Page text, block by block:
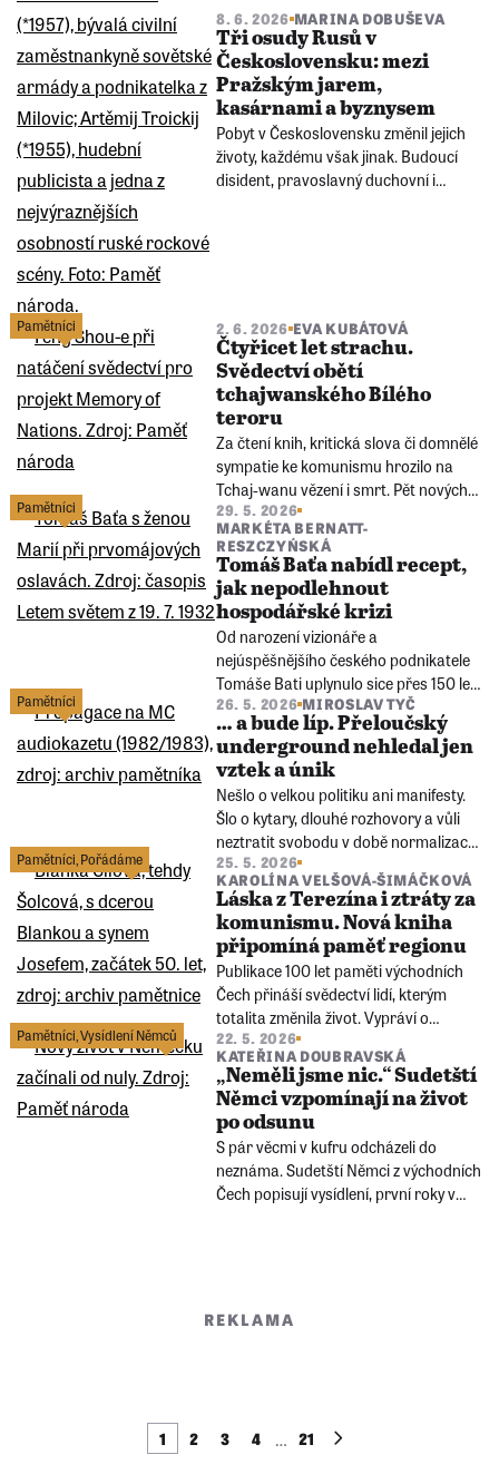
8. 6. 2026 MARINA DOBUŠEVA
Tři osudy Rusů v
Československu: mezi
Pražským jarem,
kasárnami a byznysem
Pobyt v Československu změnil jejich
životy, každému však jinak. Budoucí
disident, pravoslavný duchovní i
Pamětníci 2. 6. 2026 EVA KUBÁTOVÁ
Čtyřicet let strachu.
Svědectví obětí
tchajwanského Bílého
teroru
Za čtení knih, kritická slova či domnělé
sympatie ke komunismu hrozilo na
Tchaj-wanu vězení i smrt. Pět nových
svědectví zachycuje příběhy lidí, kteří
přežili období Bílého teroru mezi lety
1949 a 1987.
Pamětníci
29. 5. 2026
MARKÉTA BERNATT-
RESZCZYŃSKÁ
Tomáš Baťa nabídl recept,
jak nepodlehnout
hospodářské krizi
Od narození vizionáře a
nejúspěšnějšího českého podnikatele
Tomáše Bati uplynulo sice přes 150 let,
z jeho návodu na překonání
hospodářské krize ovšem můžeme
čerpat i dnes.
Pamětníci 26. 5. 2026 MIROSLAV TYČ
… a bude líp. Přeloučský
underground nehledal jen
vztek a únik
Nešlo o velkou politiku ani manifesty.
Šlo o kytary, dlouhé rozhovory a vůli
neztratit svobodu v době normalizace.
Na ostrůvcích svobody tak vznikaly
nové světy. Vznikl i kolem Karla „Cary“
Novotného a dodnes ho připomíná
velmi autentický Přeloučský román.
Pamětníci,Pořádáme
25. 5. 2026
KAROLÍNA VELŠOVÁ-ŠIMÁČKOVÁ
Láska z Terezína i ztráty za
komunismu. Nová kniha
připomíná paměť regionu
Publikace 100 let paměti východních
Čech přináší svědectví lidí, kterým
totalita změnila život. Vypráví o
židovském chlapci, jenž v Terezíně
našel osudovou lásku, i o ženě, které
komunistický režim vzal milovaného
muže.
Pamětníci,Vysídlení Němců
22. 5. 2026
KATEŘINA DOUBRAVSKÁ
„Neměli jsme nic.“ Sudetští
Němci vzpomínají na život
po odsunu
S pár věcmi v kufru odcházeli do
neznáma. Sudetští Němci z východních
Čech popisují vysídlení, první roky v
REKLAMA
1 2 3 4 … 21